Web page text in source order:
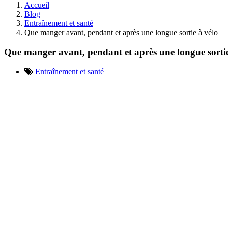
Accueil
Blog
Entraînement et santé
Que manger avant, pendant et après une longue sortie à vélo
Que manger avant, pendant et après une longue
Entraînement et santé